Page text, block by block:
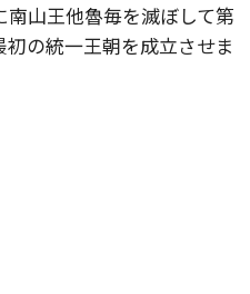
山王他魯毎を滅ぼして第
の統一王朝を成立させま